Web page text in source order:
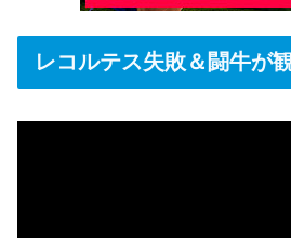
レコルテス失敗＆闘牛が